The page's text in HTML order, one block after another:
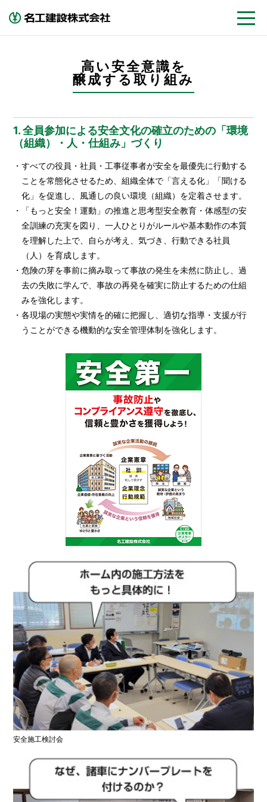
高い安全意識を
醸成する取り組み
1. 全員参加による安全文化の確立のための「環境
（組織）・人・仕組み」づくり
・すべての役員・社員・工事従事者が安全を最優先に行動する
ことを常態化させるため、組織全体で「言える化」「聞ける
化」を促進し、風通しの良い環境（組織）を定着させます。
・「もっと安全！運動」の推進と思考型安全教育・体感型の安
全訓練の充実を図り、一人ひとりがルールや基本動作の本質
を理解した上で、自らが考え、気づき、行動できる社員
（人）を育成します。
・危険の芽を事前に摘み取って事故の発生を未然に防止し、過
去の失敗に学んで、事故の再発を確実に防止するための仕組
みを強化します。
・各現場の実態や実情を的確に把握し、適切な指導・支援が行
うことができる機動的な安全管理体制を強化します。
安全施工検討会